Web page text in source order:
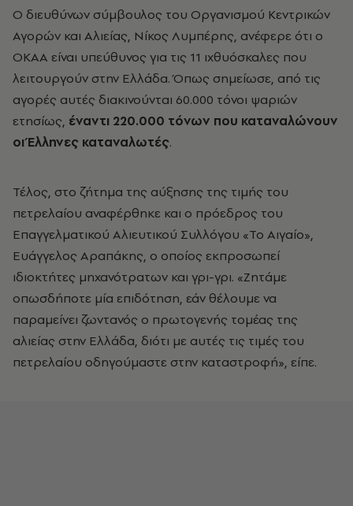
Ο διευθύνων σύμβουλος του Οργανισμού Κεντρικών
Αγορών και Αλιείας, Νίκος Λυμπέρης, ανέφερε ότι ο
ΟΚΑΑ είναι υπεύθυνος για τις 11 ιχθυόσκαλες που
λειτουργούν στην Ελλάδα. Όπως σημείωσε, από τις
αγορές αυτές διακινούνται 60.000 τόνοι ψαριών
ετησίως, έναντι 220.000 τόνων που καταναλώνουν
οι Έλληνες καταναλωτές.
Τέλος, στο ζήτημα της αύξησης της τιμής του
πετρελαίου αναφέρθηκε και ο πρόεδρος του
Επαγγελματικού Αλιευτικού Συλλόγου «Το Αιγαίο»,
Ευάγγελος Αραπάκης, ο οποίος εκπροσωπεί
ιδιοκτήτες μηχανότρατων και γρι-γρι. «Ζητάμε
οπωσδήποτε μία επιδότηση, εάν θέλουμε να
παραμείνει ζωντανός ο πρωτογενής τομέας της
αλιείας στην Ελλάδα, διότι με αυτές τις τιμές του
πετρελαίου οδηγούμαστε στην καταστροφή», είπε.